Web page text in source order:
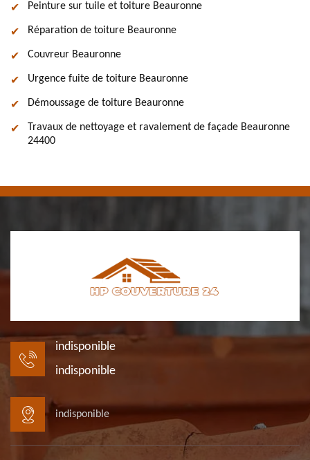
Peinture sur tuile et toiture Beauronne
Réparation de toiture Beauronne
Couvreur Beauronne
Urgence fuite de toiture Beauronne
Démoussage de toiture Beauronne
Travaux de nettoyage et ravalement de façade Beauronne
24400
indisponible
indisponible
indisponible